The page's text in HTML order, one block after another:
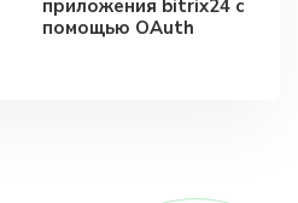
приложения bitrix24 с
помощью OAuth